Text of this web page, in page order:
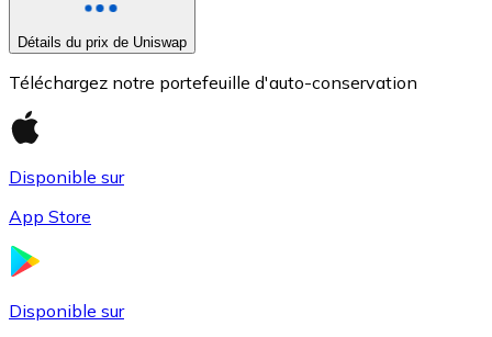
Détails du prix de Uniswap
Téléchargez notre portefeuille d'auto-conservation
Disponible sur
App Store
Disponible sur